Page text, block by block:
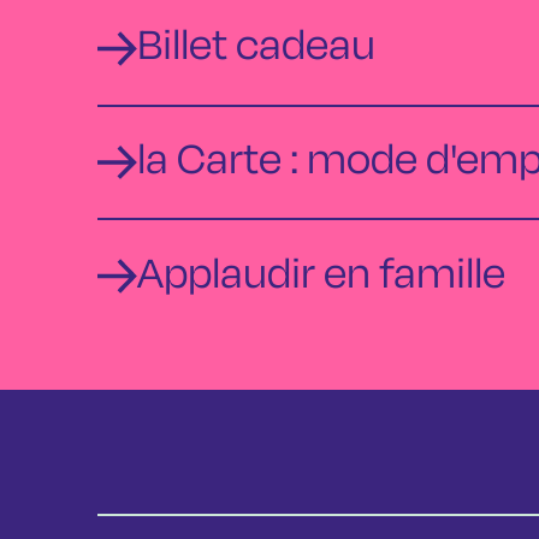
Billet cadeau
la Carte : mode
Applaudir en famille